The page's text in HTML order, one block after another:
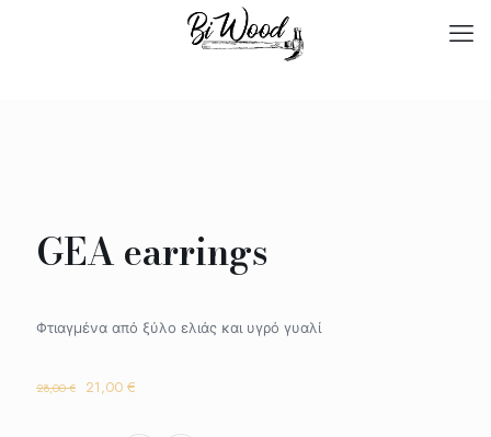
GEA earrings
Φτιαγμένα από ξύλο ελιάς και υγρό γυαλί
28,00€
Original
21,00 €